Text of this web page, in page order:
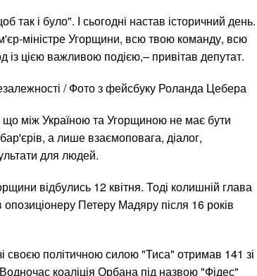
так і було". І сьогодні настав історичний день.
міністре Угорщини, всю твою команду, всю
із цією важливою подією,– привітав депутат.
/ Фото з фейсбуку Роланда Цебера
між Україною та Угорщиною не має бути
а лише взаємоповага, діалог,
для людей.
відбулись 12 квітня. Тоді колишній глава
Петеру Мадяру після 16 років
своєю політичною силою "Тиса" отримав 141 зі
коаліція Орбана під назвою "Фідес"